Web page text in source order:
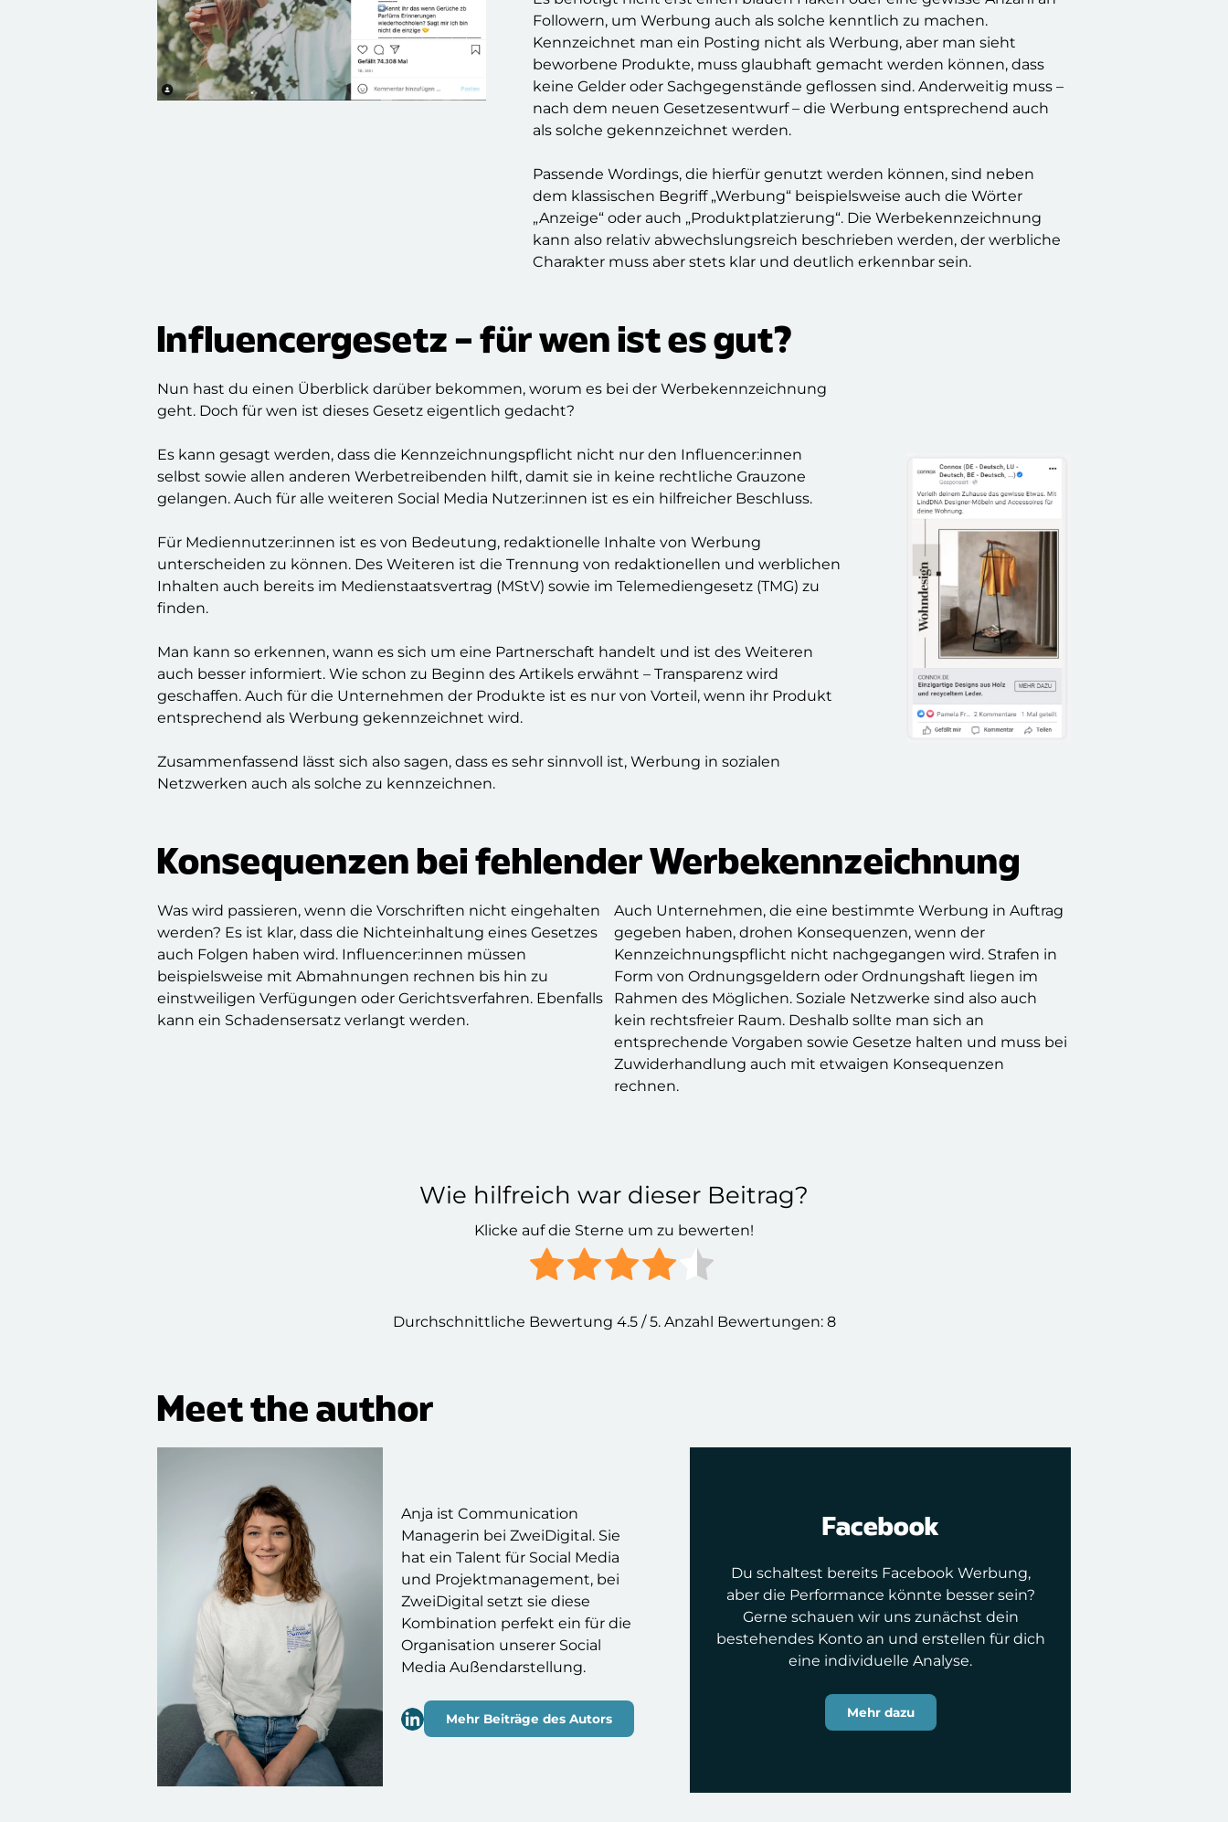
Followern, um Werbung auch als solche kenntlich zu machen.
Kennzeichnet man ein Posting nicht als Werbung, aber man sieht
beworbene Produkte, muss glaubhaft gemacht werden können, dass
keine Gelder oder Sachgegenstände geflossen sind. Anderweitig muss –
nach dem neuen Gesetzesentwurf – die Werbung entsprechend auch
als solche gekennzeichnet werden.
Passende Wordings, die hierfür genutzt werden können, sind neben
dem klassischen Begriff „Werbung“ beispielsweise auch die Wörter
„Anzeige“ oder auch „Produktplatzierung“. Die Werbekennzeichnung
kann also relativ abwechslungsreich beschrieben werden, der werbliche
Charakter muss aber stets klar und deutlich erkennbar sein.
Influencergesetz – für wen ist es gut?
Nun hast du einen Überblick darüber bekommen, worum es bei der Werbekennzeichnung
geht. Doch für wen ist dieses Gesetz eigentlich gedacht?
Es kann gesagt werden, dass die Kennzeichnungspflicht nicht nur den Influencer:innen
selbst sowie allen anderen Werbetreibenden hilft, damit sie in keine rechtliche Grauzone
gelangen. Auch für alle weiteren Social Media Nutzer:innen ist es ein hilfreicher Beschluss.
Für Mediennutzer:innen ist es von Bedeutung, redaktionelle Inhalte von Werbung
unterscheiden zu können. Des Weiteren ist die Trennung von redaktionellen und werblichen
Inhalten auch bereits im Medienstaatsvertrag (MStV) sowie im Telemediengesetz (TMG) zu
finden.
Man kann so erkennen, wann es sich um eine Partnerschaft handelt und ist des Weiteren
auch besser informiert. Wie schon zu Beginn des Artikels erwähnt – Transparenz wird
geschaffen. Auch für die Unternehmen der Produkte ist es nur von Vorteil, wenn ihr Produkt
entsprechend als Werbung gekennzeichnet wird.
Zusammenfassend lässt sich also sagen, dass es sehr sinnvoll ist, Werbung in sozialen
Netzwerken auch als solche zu kennzeichnen.
Konsequenzen bei fehlender Werbekennzeichnung
Was wird passieren, wenn die Vorschriften nicht eingehalten
werden? Es ist klar, dass die Nichteinhaltung eines Gesetzes
auch Folgen haben wird. Influencer:innen müssen
beispielsweise mit Abmahnungen rechnen bis hin zu
einstweiligen Verfügungen oder Gerichtsverfahren. Ebenfalls
kann ein Schadensersatz verlangt werden.
Auch Unternehmen, die eine bestimmte Werbung in Auftrag
gegeben haben, drohen Konsequenzen, wenn der
Kennzeichnungspflicht nicht nachgegangen wird. Strafen in
Form von Ordnungsgeldern oder Ordnungshaft liegen im
Rahmen des Möglichen. Soziale Netzwerke sind also auch
kein rechtsfreier Raum. Deshalb sollte man sich an
entsprechende Vorgaben sowie Gesetze halten und muss bei
Zuwiderhandlung auch mit etwaigen Konsequenzen
rechnen.
Wie hilfreich war dieser Beitrag?
Klicke auf die Sterne um zu bewerten!
Durchschnittliche Bewertung 4.5/ 5. Anzahl Bewertungen: 8
Meet the author
Anja ist Communication
Managerin bei ZweiDigital. Sie
hat ein Talent für Social Media
und Projektmanagement, bei
ZweiDigital setzt sie diese
Kombination perfekt ein für die
Organisation unserer Social
Media Außendarstellung.
Mehr Beiträge des Autors
Facebook
Du schaltest bereits Facebook Werbung,
aber die Performance könnte besser sein?
Gerne schauen wir uns zunächst dein
bestehendes Konto an und erstellen für dich
eine individuelle Analyse.
Mehr dazu